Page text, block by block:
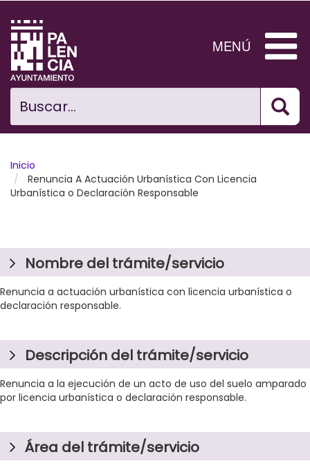
contenido
principal
Buscar...
MENÚ
Ciudad
El Ayuntamiento
Noticias
Planificación Ciudad
Inicio
Renuncia A Actuación Urbanística Con Licencia
Urbanística o Declaración Responsable
Nombre del trámite/servicio
Renuncia a actuación urbanística con licencia urbanística o
declaración responsable.
Descripción del trámite/servicio
Renuncia a la ejecución de un acto de uso del suelo amparado
por licencia urbanística o declaración responsable.
Área del trámite/servicio